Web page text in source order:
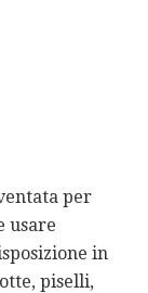
per
usare
in
piselli,